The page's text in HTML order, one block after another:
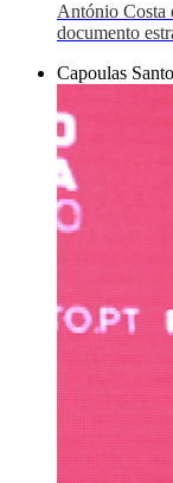
António Costa
documento
Capoulas